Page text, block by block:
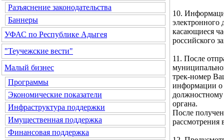
Разъяснение законодательства
Баннеры
УФАС по Республике Адыгея
"Теучежские вести"
Малый бизнес
Программы
Экономические показатели
Инфраструктура поддержки
Имущественная поддержка
Финансовая поддержка
10.
электронного
касающиеся
российского
11. После
трек-номер
информации о
должностному
органа.
После
рассмотрения